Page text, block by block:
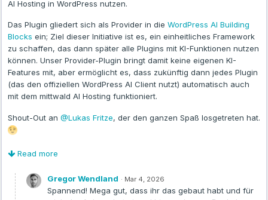
Welche Schutzmaßnahmen im Alltag wirklich helfen
Was Du tun solltest, wenn doch einmal jemand hereingefallen
ist
Beantwortung von Fragen im Anschluss
Die Eckdaten:
Wann: Mittwoch, 25.03.2026 um 10 Uhr
Dauer: ca. 60 Minuten
https://www.mittwald.de/phishing
AI Hosting in WordPress nutzen.
Das Plugin gliedert sich als Provider in die WordPress AI Building
Blocks ein; Ziel dieser Initiative ist es, ein einheitliches Framework
zu schaffen, das dann später alle Plugins mit KI-Funktionen nutzen
können. Unser Provider-Plugin bringt damit keine eigenen KI-
Features mit, aber ermöglicht es, dass zukünftig dann jedes Plugin
(das den offiziellen WordPress AI Client nutzt) automatisch auch
mit dem mittwald AI Hosting funktioniert.
Shout-Out an @Lukas Fritze, der den ganzen Spaß losgetreten hat.
Ausprobieren könnt ihr das ganze unter WordPress 6.9 zusammen
WordPress 7.0-beta2 (da dann ohne weiteres Plugin, da die KI-
Funktionen in den Core gewandert sind).
Read more
Gregor Wendland · Mar 4, 2026
Spannend! Mega gut, dass ihr das gebaut habt und für